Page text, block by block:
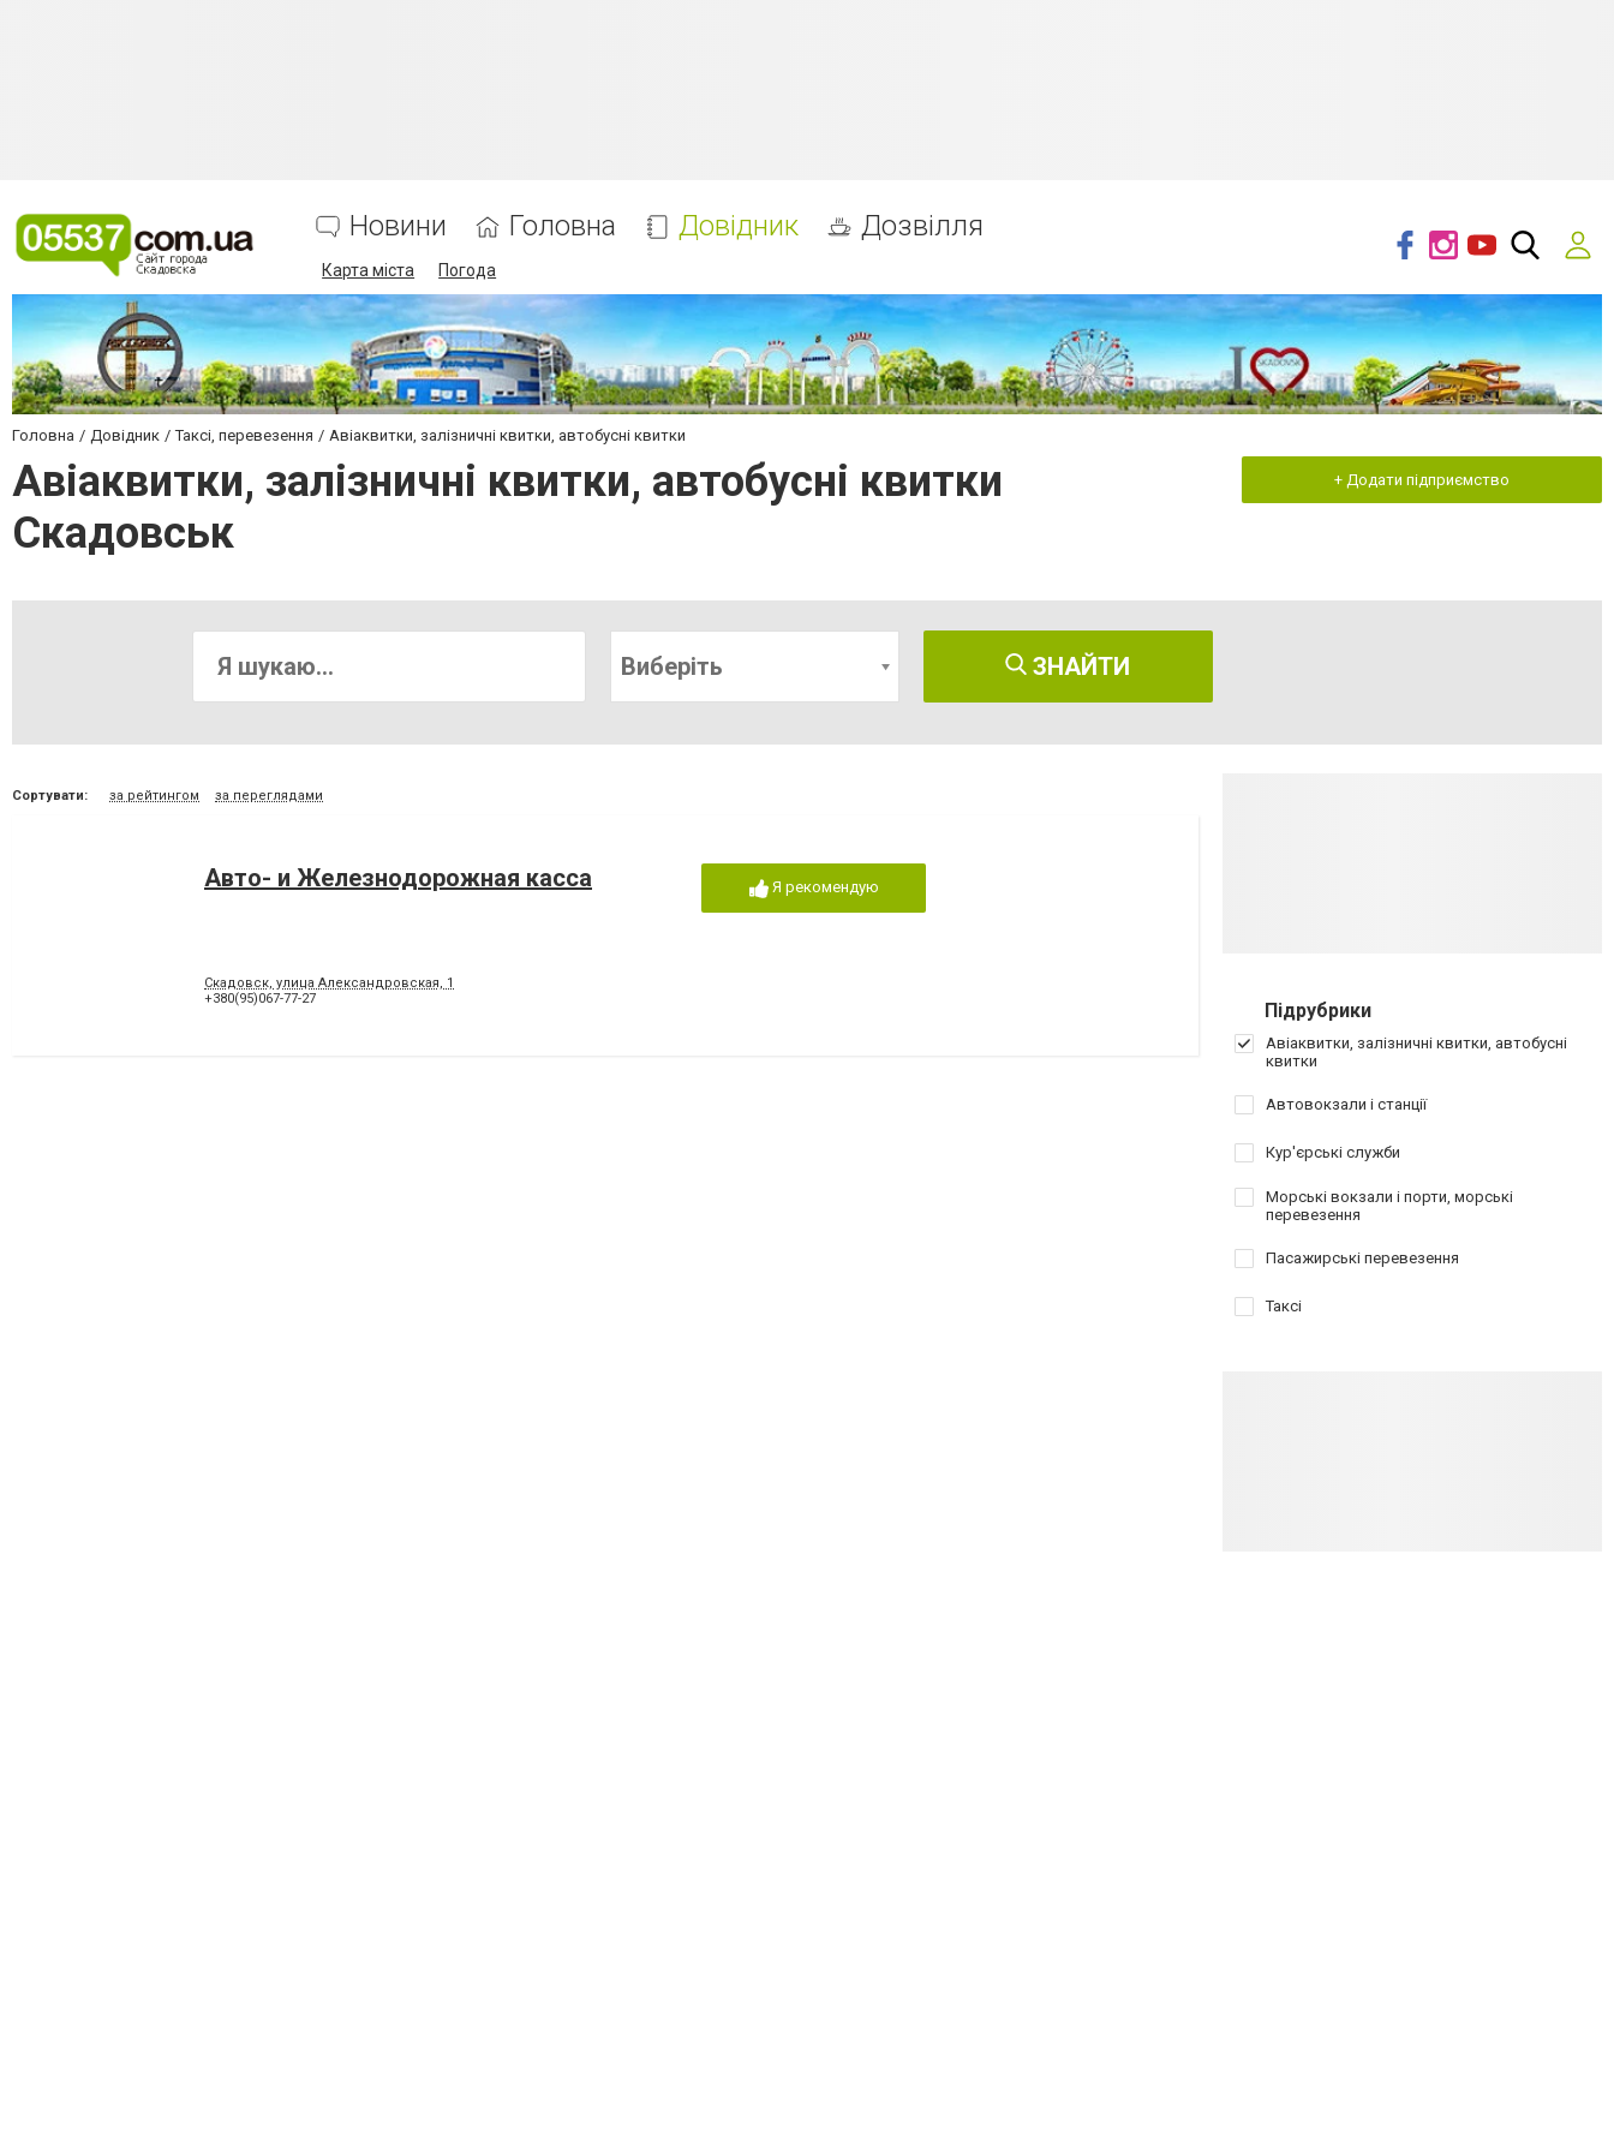
Новини Головна Довідник Дозвілля
Карта міста Погода
Головна Довідник Таксі, перевезення Авіаквитки, залізничні квитки, автобусні квитки
Авіаквитки, залізничні квитки, автобусні квитки
Скадовськ
+ Додати підприємство
Виберіть ЗНАЙТИ
Сортувати: за рейтингом за переглядами
Авто- и Железнодорожная касса
Скадовск, улица Александровская, 1
+380(95)067-77-27
Я рекомендую
Підрубрики
Авіаквитки, залізничні квитки, автобусні
квитки
Автовокзали і станції
Кур'єрські служби
Морські вокзали і порти, морські
перевезення
Пасажирські перевезення
Таксі